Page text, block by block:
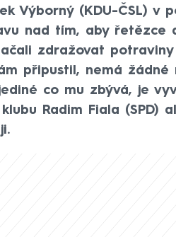
Výborný (KDU-ČSL) v
nad tím, aby
zdražovat
připustil, nemá
co mu zbývá, je
Radim Fiala (SPD)